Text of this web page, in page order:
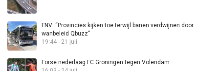
FNV: “Provincies kijken toe terwijl banen verdwijnen door
wanbeleid Qbuzz”
19:44 - 21 juli
Forse nederlaag FC Groningen tegen Volendam